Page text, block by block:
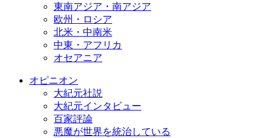
東南アジア・南アジア
欧州・ロシア
北米・中南米
中東・アフリカ
オセアニア
オピニオン
大紀元社説
大紀元インタビュー
百家評論
悪魔が世界を統治している